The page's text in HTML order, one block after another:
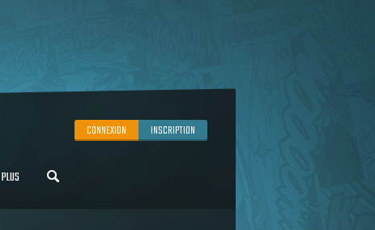
CONNEXION INSCRIPTION
PLUS